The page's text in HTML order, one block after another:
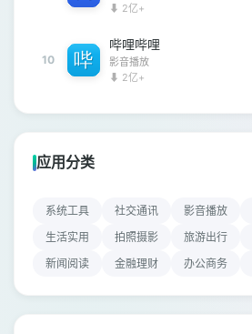
⬇ 2亿+
10
哔哩哔哩
影音播放
⬇ 2亿+
应用分类
系统工具 社交通讯 影音播放
生活实用
拍照摄影 旅游出行
新闻阅读
金融理财 办公商务